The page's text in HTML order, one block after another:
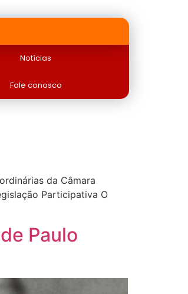
Notícias
Fale conosco
da Câmara
Participativa O
Paulo